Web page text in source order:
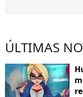
ÚLTIMAS